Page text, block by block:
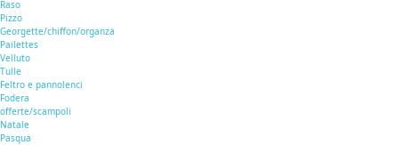
Raso
Pizzo
Georgette/chiffon/organza
Pailettes
Velluto
Tulle
Feltro e pannolenci
Fodera
offerte/scampoli
Natale
Pasqua